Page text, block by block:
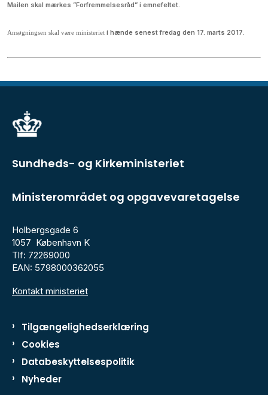
Mailen skal mærkes ”Forfremmelsesråd” i emnefeltet.
Ansøgningsen skal være ministeriet i hænde senest fredag den 17. marts 2017
Sundheds- og Kirkeministeriet
Ministerområdet og opgavevaretagelse
Holbergsgade 6
1057 København K
Tlf: 72269000
EAN: 5798000362055
Kontakt ministeriet
Tilgængelighedserklæring
Cookies
Databeskyttelsespolitik
Nyheder